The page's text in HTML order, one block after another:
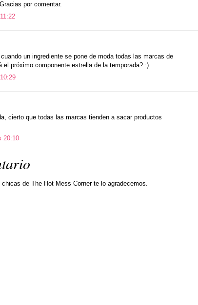
por comentar.
un ingrediente se pone de moda todas las marcas de
próximo componente estrella de la temporada? :)
cierto que todas las marcas tienden a sacar productos
20:10
de The Hot Mess Corner te lo agradecemos.